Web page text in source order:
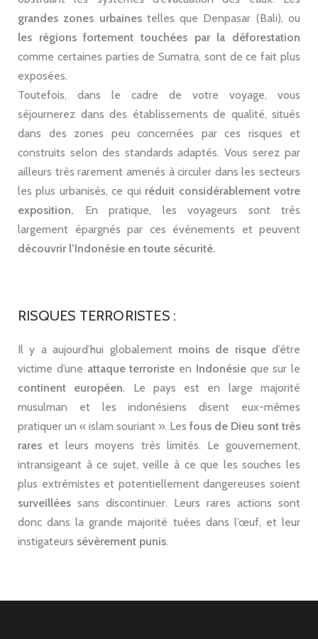
grandes zones urbainestelles que Denpasar (Bali), ou
les régions fortement touchées par la déforestation
comme certaines parties de Sumatra, sont de ce fait plus
exposées.
Toutefois, dans le cadre de votre voyage, vous
séjournerez dans des établissements de qualité, situés
dans des zones peu concernées par ces risques et
construits selon des standards adaptés. Vous serez par
ailleurs très rarement amenés à circuler dans les secteurs
les plus urbanisés, ce qui réduit considérablement votre
exposition. En pratique, les voyageurs sont très
largement épargnés par ces événements et peuvent
découvrir l’Indonésie en toute sécurité.
RISQUES TERRORISTES :
Il y a aujourd’hui globalement moins de risqued’être
victime d’une attaque terroriste en Indonésieque sur le
continent européen. Le pays est en large majorité
musulman et les indonésiens disent eux-mêmes
pratiquer un « islam souriant ». Les fous de Dieu sont très
rares et leurs moyens très limités. Le gouvernement,
intransigeant à ce sujet, veille à ce que les souches les
plus extrémistes et potentiellement dangereuses soient
surveillées sans discontinuer. Leurs rares actions sont
donc dans la grande majorité tuées dans l’œuf, et leur
instigateurs sévèrement punis.